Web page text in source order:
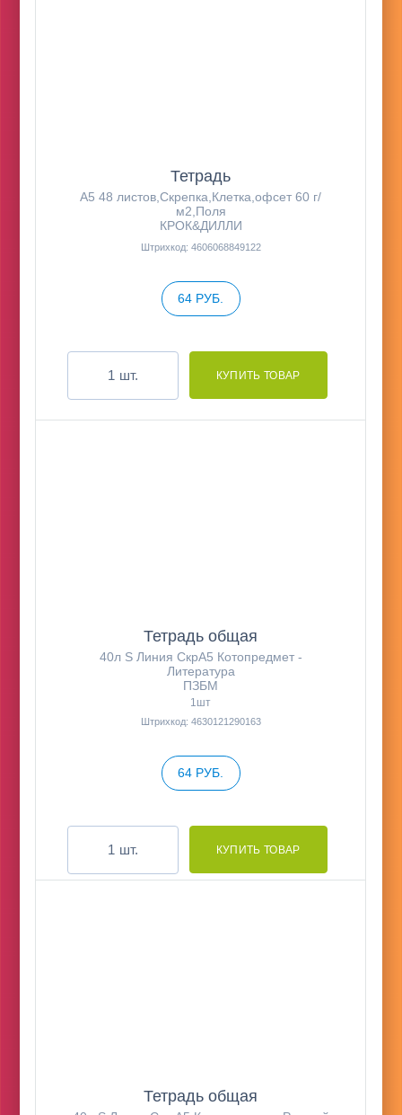
Тетрадь
А5 48 листов,Скрепка,Клетка,офсет 60 г/
м2,Поля
КРОК&ДИЛЛИ
Штрихкод: 4606068849122
64 РУБ.
шт.
Тетрадь общая
40л S Линия СкрА5 Котопредмет -
Литература
ПЗБМ
1шт
Штрихкод: 4630121290163
64 РУБ.
шт.
Тетрадь общая